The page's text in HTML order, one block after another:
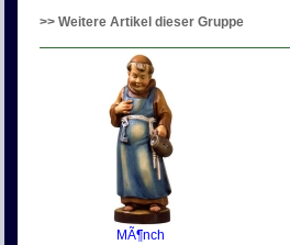
>> Weitere Artikel dieser Gruppe
MÃ¶nch